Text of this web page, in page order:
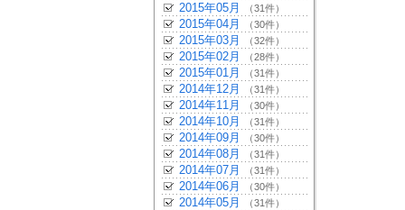
2015年05月 （31件）
2015年04月 （30件）
2015年03月 （32件）
2015年02月 （28件）
2015年01月 （31件）
2014年12月 （31件）
2014年11月 （30件）
2014年10月 （31件）
2014年09月 （30件）
2014年08月 （31件）
2014年07月 （31件）
2014年06月 （30件）
2014年05月 （31件）